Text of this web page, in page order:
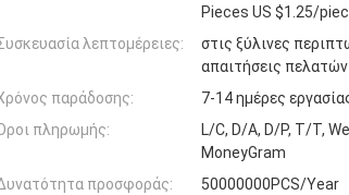
Pieces US $1.25/
λεπτομέρειες:
στις ξύλινες
απαιτήσεις πελατών
παράδοσης:
7-14 ημέρες
πληρωμής:
L/C, D/A, D/P, T/T,
MoneyGram
προσφοράς:
50000000PCS/Year